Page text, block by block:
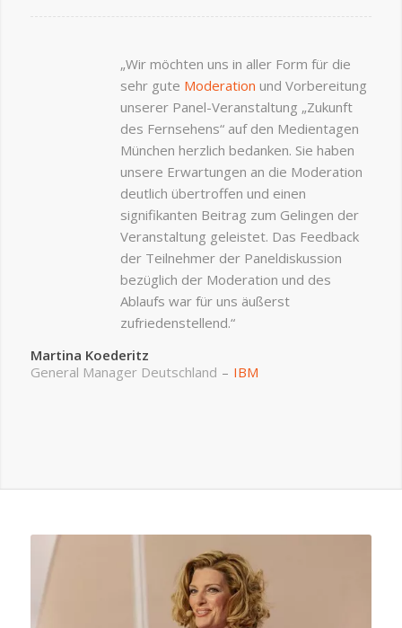
„Wir möchten uns in aller Form für die
sehr gute Moderation und Vorbereitung
unserer Panel-Veranstaltung „Zukunft
des Fernsehens“ auf den Medientagen
München herzlich bedanken. Sie haben
unsere Erwartungen an die Moderation
deutlich übertroffen und einen
signifikanten Beitrag zum Gelingen der
Veranstaltung geleistet. Das Feedback
der Teilnehmer der Paneldiskussion
bezüglich der Moderation und des
Ablaufs war für uns äußerst
zufriedenstellend.“
Martina Koederitz
General Manager Deutschland – IBM